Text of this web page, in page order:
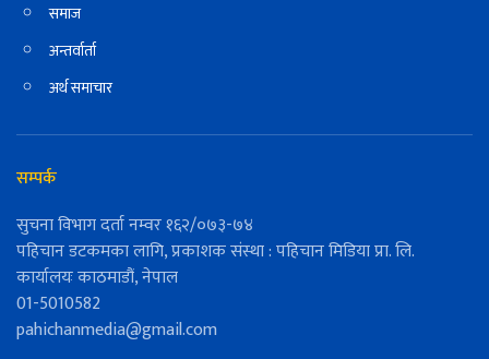
समाज
अन्तर्वार्ता
अर्थ समाचार
सम्पर्क
सुचना विभाग दर्ता नम्वर १६२/०७३-७४
पहिचान डटकमका लागि, प्रकाशक संस्था : पहिचान मिडिया प्रा. लि.
कार्यालयः काठमाडौं, नेपाल
01-5010582
pahichanmedia@gmail.com